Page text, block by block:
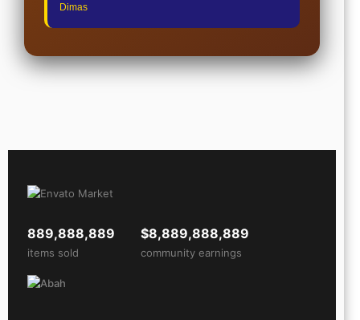
Dimas
889,888,889
items sold
$8,889,888,889
community earnings